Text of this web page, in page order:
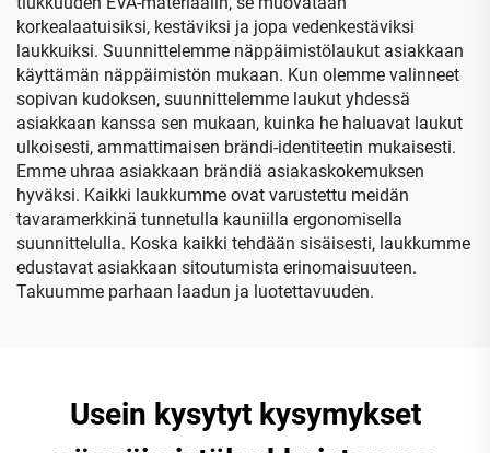
korkealaatuisiksi, kestäviksi ja jopa vedenkestäviksi
laukkuiksi. Suunnittelemme näppäimistölaukut asiakkaan
käyttämän näppäimistön mukaan. Kun olemme valinneet
sopivan kudoksen, suunnittelemme laukut yhdessä
asiakkaan kanssa sen mukaan, kuinka he haluavat laukut
ulkoisesti, ammattimaisen brändi-identiteetin mukaisesti.
Emme uhraa asiakkaan brändiä asiakaskokemuksen
hyväksi. Kaikki laukkumme ovat varustettu meidän
tavaramerkkinä tunnetulla kauniilla ergonomisella
suunnittelulla. Koska kaikki tehdään sisäisesti, laukkumme
edustavat asiakkaan sitoutumista erinomaisuuteen.
Takuumme parhaan laadun ja luotettavuuden.
Usein kysytyt kysymykset